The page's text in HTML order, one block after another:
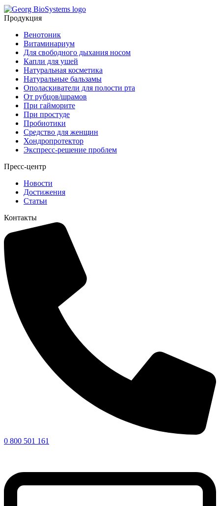
Продукция
Венотоник
Витаминариум
Для свободного дыхания носом
Капли для ушей
Натуральная косметика
Натуральные бальзамы
Ополаскиватели для полости рта
От рубцов/шрамов
При гайморите
При простуде
Пробиотики
Средство для женщин
Хондропротектор
Экспресс-решение проблем
Пресс-центр
Новости
Достижения
Статьи
Контакты
0 800 501 161